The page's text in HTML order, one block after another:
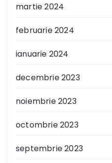
martie 2024
februarie 2024
ianuarie 2024
decembrie 2023
noiembrie 2023
octombrie 2023
septembrie 2023